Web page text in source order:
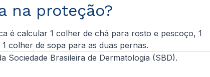
na proteção?
é calcular 1 colher de chá para rosto e pescoço, 1
colher de sopa para as duas pernas.
Sociedade Brasileira de Dermatologia (SBD).